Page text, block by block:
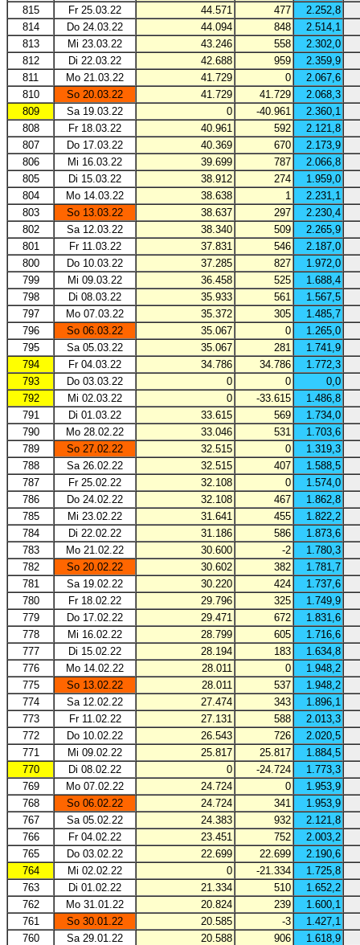
815 Fr 25.03.22 44.571 477
2.252,8
814
Do 24.03.22 44.094 848
2.514,1
813
Mi 23.03.22 43.246 558
2.302,0
812
Di 22.03.22 42.688 959
2.359,9
811
Mo 21.03.22 41.729 0
2.067,6
810
So 20.03.22 41.729 41.729
2.068,3
809
Sa 19.03.22 0 -40.961
2.360,1
808
Fr 18.03.22 40.961 592
2.121,8
807
Do 17.03.22 40.369 670
2.173,9
806
Mi 16.03.22 39.699 787
2.066,8
805
Di 15.03.22 38.912 274
1.959,0
804
Mo 14.03.22 38.638 1
2.231,1
803
So 13.03.22 38.637 297
2.230,4
802
Sa 12.03.22 38.340 509
2.265,9
801
Fr 11.03.22 37.831 546
2.187,0
800
Do 10.03.22 37.285 827
1.972,0
799
Mi 09.03.22 36.458 525
1.688,4
798
Di 08.03.22 35.933 561
1.567,5
797
Mo 07.03.22 35.372 305
1.485,7
796
So 06.03.22 35.067 0
1.265,0
795
Sa 05.03.22 35.067 281
1.741,9
794
Fr 04.03.22 34.786 34.786
1.772,3
793
Do 03.03.22 0 0
0,0
792
Mi 02.03.22 0 -33.615
1.486,8
791
Di 01.03.22 33.615 569
1.734,0
790
Mo 28.02.22 33.046 531
1.703,6
789
So 27.02.22 32.515 0
1.319,3
788
Sa 26.02.22 32.515 407
1.588,5
787
Fr 25.02.22 32.108 0
1.574,0
786
Do 24.02.22 32.108 467
1.862,8
785
Mi 23.02.22 31.641 455
1.822,2
784
Di 22.02.22 31.186 586
1.873,6
783
Mo 21.02.22 30.600 -2
1.780,3
782
So 20.02.22 30.602 382
1.781,7
781
Sa 19.02.22 30.220 424
1.737,6
780
Fr 18.02.22 29.796 325
1.749,9
779
Do 17.02.22 29.471 672
1.831,6
778
Mi 16.02.22 28.799 605
1.716,6
777
Di 15.02.22 28.194 183
1.634,8
776
Mo 14.02.22 28.011 0
1.948,2
775
So 13.02.22 28.011 537
1.948,2
774
Sa 12.02.22 27.474 343
1.896,1
773
Fr 11.02.22 27.131 588
2.013,3
772
Do 10.02.22 26.543 726
2.020,5
771
Mi 09.02.22 25.817 25.817
1.884,5
770
Di 08.02.22 0 -24.724
1.773,3
769
Mo 07.02.22 24.724 0
1.953,9
768
So 06.02.22 24.724 341
1.953,9
767
Sa 05.02.22 24.383 932
2.121,8
766
Fr 04.02.22 23.451 752
2.003,2
765
Do 03.02.22 22.699 22.699
2.190,6
764
Mi 02.02.22 0 -21.334
1.725,8
763
Di 01.02.22 21.334 510
1.652,2
762
Mo 31.01.22 20.824 239
1.600,1
761
So 30.01.22 20.585 -3
1.427,1
760
Sa 29.01.22 20.588 906
1.618,9